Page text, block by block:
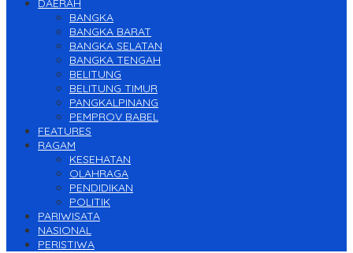
DAERAH
BANGKA
BANGKA BARAT
BANGKA SELATAN
BANGKA TENGAH
BELITUNG
BELITUNG TIMUR
PANGKALPINANG
PEMPROV BABEL
FEATURES
RAGAM
KESEHATAN
OLAHRAGA
PENDIDIKAN
POLITIK
PARIWISATA
NASIONAL
PERISTIWA